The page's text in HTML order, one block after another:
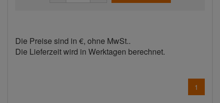
Die Preise sind in €, ohne MwSt..
Die Lieferzeit wird in Werktagen berechnet.
1